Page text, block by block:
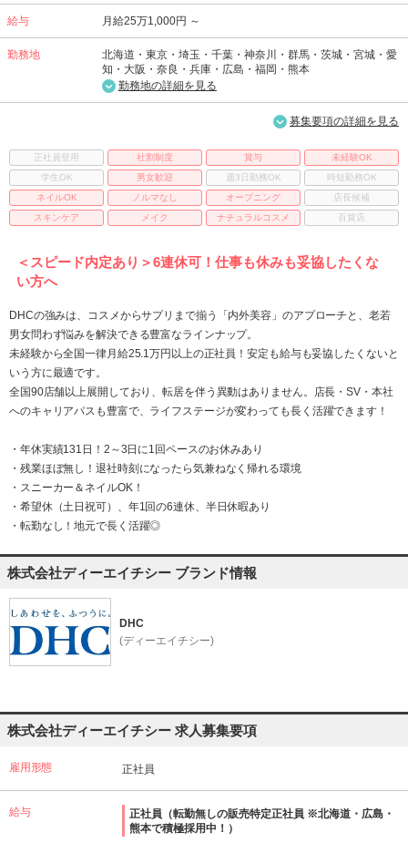
給与 月給25万1,000円 ～
勤務地
北海道・東京・埼玉・千葉・神奈川・群馬・茨城・宮城・愛
知・大阪・奈良・兵庫・広島・福岡・熊本
勤務地の詳細を見る
募集要項の詳細を見る
正社員登用 社割制度 賞与
未経験OK
学生OK
男女歓迎 週3日勤務OK
時短勤務OK
ネイルOK
ノルマなし オープニング
店長候補
スキンケア
メイク ナチュラルコスメ 百貨店
＜スピード内定あり＞6連休可！仕事も休みも妥協したくな
い方へ
DHCの強みは、コスメからサプリまで揃う「内外美容」のアプローチと、老若
男女問わず悩みを解決できる豊富なラインナップ。
未経験から全国一律月給25.1万円以上の正社員！安定も給与も妥協したくないと
いう方に最適です。
全国90店舗以上展開しており、転居を伴う異動はありません。店長・SV・本社
へのキャリアパスも豊富で、ライフステージが変わっても長く活躍できます！
・年休実績131日！2～3日に1回ペースのお休みあり
・残業ほぼ無し！退社時刻になったら気兼ねなく帰れる環境
・スニーカー＆ネイルOK！
・希望休（土日祝可）、年1回の6連休、半日休暇あり
・転勤なし！地元で長く活躍◎
株式会社ディーエイチシー ブランド情報
DHC
(ディーエイチシー)
株式会社ディーエイチシー 求人募集要項
雇用形態 正社員
給与
正社員（転勤無しの販売特定正社員 ※北海道・広島・
熊本で積極採用中！）